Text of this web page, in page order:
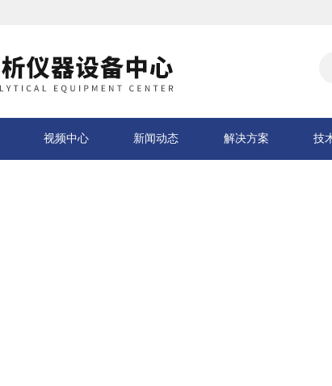
视频中心 新闻动态 解决方案 技